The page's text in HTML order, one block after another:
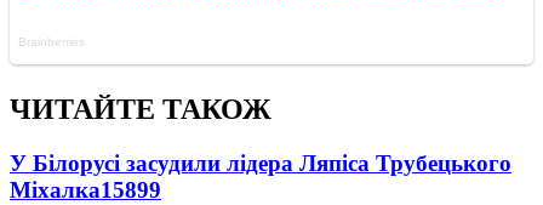
ЧИТАЙТЕ ТАКОЖ
У Білорусі засудили лідера Ляпіса Трубецького
Міхалка15899